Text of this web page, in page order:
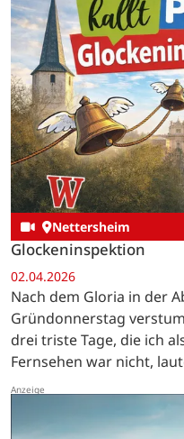
Nettersheim
Glockeninspektion
02.04.2026
Nach dem Gloria in der
Gründonnerstag
drei triste Tage, die ich
Fernsehen war nicht,
Essen war eintönig,